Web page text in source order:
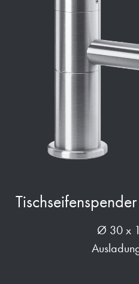
Ø 30 x